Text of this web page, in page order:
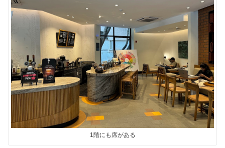
1階にも席がある